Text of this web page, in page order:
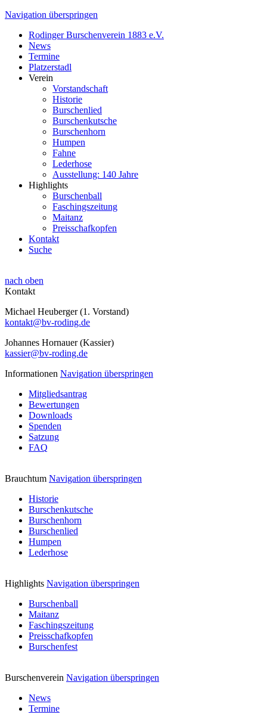
Navigation überspringen
Rodinger Burschenverein 1883 e.V.
News
Termine
Platzerstadl
Verein
Vorstandschaft
Historie
Burschenlied
Burschenkutsche
Burschenhorn
Humpen
Fahne
Lederhose
Ausstellung: 140 Jahre
Highlights
Burschenball
Faschingszeitung
Maitanz
Preisschafkopfen
Kontakt
Suche
nach oben
Kontakt
Michael Heuberger (1. Vorstand)
kontakt@bv-roding.de
Johannes Hornauer (Kassier)
kassier@bv-roding.de
Informationen Navigation überspringen
Mitgliedsantrag
Bewertungen
Downloads
Spenden
Satzung
FAQ
Brauchtum Navigation überspringen
Historie
Burschenkutsche
Burschenhorn
Burschenlied
Humpen
Lederhose
Highlights Navigation überspringen
Burschenball
Maitanz
Faschingszeitung
Preisschafkopfen
Burschenfest
Burschenverein Navigation überspringen
News
Termine